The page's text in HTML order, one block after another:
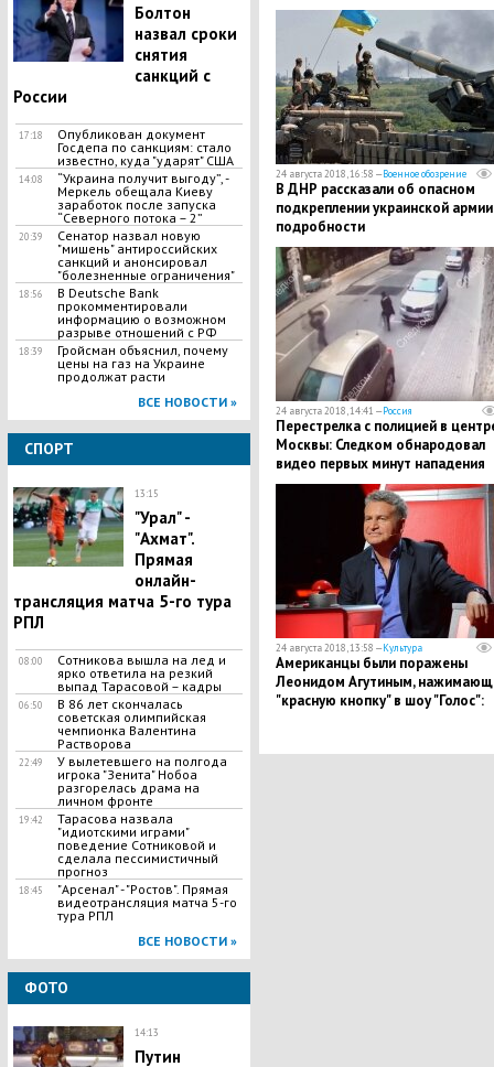
Болтон
назвал сроки
снятия
санкций с
России
17:18
Опубликован документ
Госдепа по санкциям: стало
известно, куда "ударят" США
14:08
“Украина получит выгоду”, -
Меркель обещала Киеву
заработок после запуска
“Северного потока – 2”
20:39
Сенатор назвал новую
"мишень" антироссийских
санкций и анонсировал
"болезненные ограничения"
18:56
В Deutsche Bank
прокомментировали
информацию о возможном
разрыве отношений с РФ
18:39
​Гройсман объяснил, почему
цены на газ на Украине
продолжат расти
ВСЕ НОВОСТИ »
СПОРТ
13:15
"Урал" -
"Ахмат".
Прямая
онлайн-
трансляция матча 5-го тура
РПЛ
08:00
Сотникова вышла на лед и
ярко ответила на резкий
выпад Тарасовой – кадры
06:50
В 86 лет скончалась
советская олимпийская
чемпионка Валентина
Растворова
22:49
У вылетевшего на полгода
игрока "Зенита" Нобоа
разгорелась драма на
личном фронте
19:42
Тарасова назвала
"идиотскими играми"
поведение Сотниковой и
сделала пессимистичный
прогноз
18:45
"Арсенал" - "Ростов". Прямая
видеотрансляция матча 5-го
тура РПЛ
ВСЕ НОВОСТИ »
ФОТО
14:13
Путин
24 августа 2018, 16:58 —Военное обозрение
В ДНР рассказали об опасном
подкреплении украинской армии
подробности
24 августа 2018, 14:41 —Россия
Перестрелка с полицией в
Москвы: Следком обнародовал
видео первых минут нападения
24 августа 2018, 13:58 —Культура
Американцы были поражены
Леонидом Агутиным,
"красную кнопку" в шоу "Голос":